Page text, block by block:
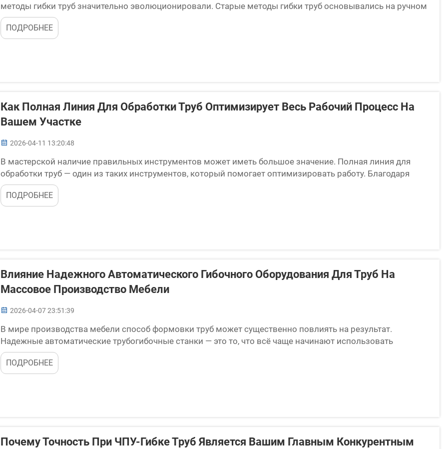
методы гибки труб значительно эволюционировали. Старые методы гибки труб основывались на ручном
труде с использованием инструментов, требующих значительной физической силы и много...
ПОДРОБНЕЕ
Как Полная Линия Для Обработки Труб Оптимизирует Весь Рабочий Процесс На
Вашем Участке
2026-04-11 13:20:48
В мастерской наличие правильных инструментов может иметь большое значение. Полная линия для
обработки труб — один из таких инструментов, который помогает оптимизировать работу. Благодаря
полной комплектации рабочие могут быстро и легко резать, гнуть и формовать трубы. Это не только
экономит время, но и...
ПОДРОБНЕЕ
Влияние Надежного Автоматического Гибочного Оборудования Для Труб На
Массовое Производство Мебели
2026-04-07 23:51:39
В мире производства мебели способ формовки труб может существенно повлиять на результат.
Надежные автоматические трубогибочные станки — это то, что всё чаще начинают использовать
производители мебели. Данный процесс означает, что станки сгибают трубы быстро и с высокой
точностью, в...
ПОДРОБНЕЕ
Почему Точность При ЧПУ-Гибке Труб Является Вашим Главным Конкурентным